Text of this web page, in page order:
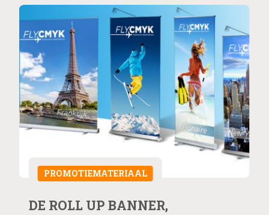
PROMOTIEMATERIAAL
DE ROLL UP BANNER,